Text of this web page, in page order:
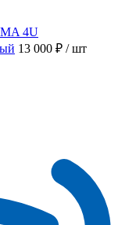
4U
13 000 ₽ / шт